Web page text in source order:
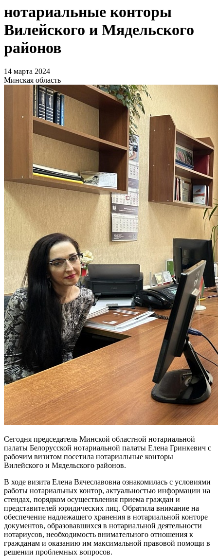
нотариальные конторы
Вилейского и Мядельского
районов
14 марта 2024
Минская область
Сегодня председатель Минской областной нотариальной
палаты Белорусской нотариальной палаты Елена Гринкевич с
рабочим визитом посетила нотариальные конторы
Вилейского и Мядельского районов.
В ходе визита Елена Вячеславовна ознакомилась с условиями
работы нотариальных контор, актуальностью информации на
стендах, порядком осуществления приема граждан и
представителей юридических лиц. Обратила внимание на
обеспечение надлежащего хранения в нотариальной конторе
документов, образовавшихся в нотариальной деятельности
нотариусов, необходимость внимательного отношения к
гражданам и оказанию им максимальной правовой помощи в
решении проблемных вопросов.